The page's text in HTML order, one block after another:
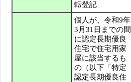
転登記
個人が、令和9年
3月31日までの間
に認定長期優良
住宅で住宅用家
屋に該当するも
の（以下「特定
認定長期優良住